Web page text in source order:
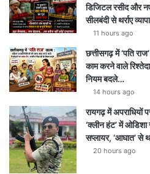
डिजिटल रसीद और
सीलबंदी से थर्राए
11 hours ago
छत्तीसगढ़ में ‘पति
काम करने वाले
नियम बदले…
14 hours ago
रायगढ़ में अपराधियों
‘क्लीन हंट’ में
सप्लायर, ‘आघात’ से
20 hours ago